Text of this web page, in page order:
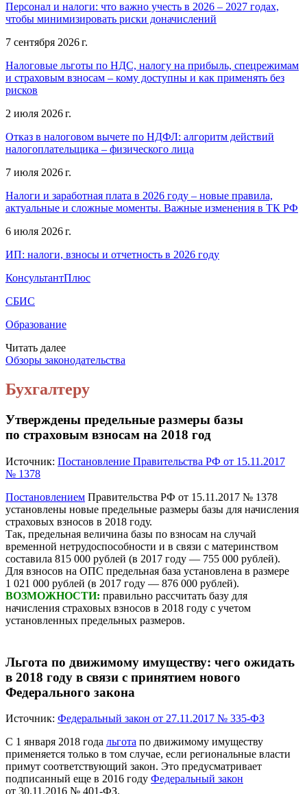
Персонал и налоги: что важно учесть в 2026 – 2027 годах,
чтобы минимизировать риски доначислений
7 сентября 2026 г.
Налоговые льготы по НДС, налогу на прибыль, спецрежимам
и страховым взносам – кому доступны и как применять без
рисков
2 июля 2026 г.
Отказ в налоговом вычете по НДФЛ: алгоритм действий
налогоплательщика – физического лица
7 июля 2026 г.
Налоги и заработная плата в 2026 году – новые правила,
актуальные и сложные моменты. Важные изменения в ТК РФ
6 июля 2026 г.
ИП: налоги, взносы и отчетность в 2026 году
КонсультантПлюс
СБИС
Образование
Читать далее
Обзоры законодательства
Бухгалтеру
Утверждены предельные размеры базы
по страховым взносам на 2018 год
Источник: Постановление Правительства РФ от 15.11.2017
№ 1378
Постановлением Правительства РФ от 15.11.2017 № 1378
установлены новые предельные размеры базы для начисления
страховых взносов в 2018 году.
Так, предельная величина базы по взносам на случай
временной нетрудоспособности и в связи с материнством
составила 815 000 рублей (в 2017 году — 755 000 рублей).
Для взносов на ОПС предельная база установлена в размере
1 021 000 рублей (в 2017 году — 876 000 рублей).
ВОЗМОЖНОСТИ: правильно рассчитать базу для
начисления страховых взносов в 2018 году с учетом
установленных предельных размеров.
Льгота по движимому имуществу: чего ожидать
в 2018 году в связи с принятием нового
Федерального закона
Источник: Федеральный закон от 27.11.2017 № 335-ФЗ
С 1 января 2018 года льгота по движимому имуществу
применяется только в том случае, если региональные власти
примут соответствующий закон. Это предусматривает
подписанный еще в 2016 году Федеральный закон
от 30.11.2016 № 401-ФЗ.